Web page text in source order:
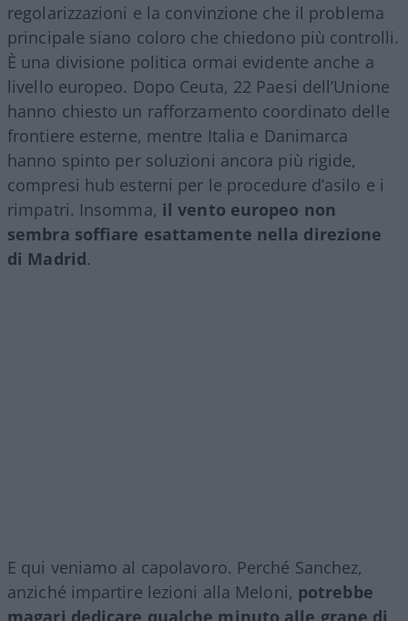
regolarizzazioni e la convinzione che il problema
principale siano coloro che chiedono più controlli.
È una divisione politica ormai evidente anche a
livello europeo. Dopo Ceuta, 22 Paesi dell’Unione
hanno chiesto un rafforzamento coordinato delle
frontiere esterne, mentre Italia e Danimarca
hanno spinto per soluzioni ancora più rigide,
compresi hub esterni per le procedure d’asilo e i
rimpatri. Insomma, il vento europeo non
sembra soffiare esattamente nella direzione
di Madrid.
E qui veniamo al capolavoro. Perché Sanchez,
anziché impartire lezioni alla Meloni, potrebbe
magari dedicare qualche minuto alle grane di